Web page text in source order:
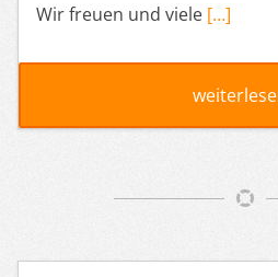
Wir freuen und viele […]